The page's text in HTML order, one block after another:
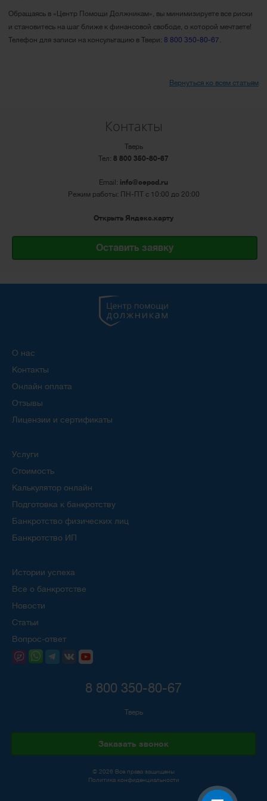
Обращаясь в «Центр Помощи Должникам», вы минимизируете все риски
и становитесь на шаг ближе к финансовой свободе, о которой мечтаете!
Телефон для записи на консультацию в Твери: 8 800 350-80-67
Вернуться ко всем статьям
Контакты
Тверь
Тел: 8 800 350-80-67
Email: info@cepod.ru
Режим работы: ПН-ПТ с 10:00 до 20:00
Открыть Яндекс.карту
Оставить заявку
О нас
Контакты
Онлайн оплата
Отзывы
Лицензии и сертификаты
Услуги
Стоимость
Калькулятор онлайн
Подготовка к банкротству
Банкротство физических лиц
Банкротство ИП
Истории успеха
Все о банкротстве
Новости
Статьи
Вопрос-ответ
8 800 350-80-67
Тверь
Заказать звонок
© 2026 Все права защищены
Политика конфиденциальности